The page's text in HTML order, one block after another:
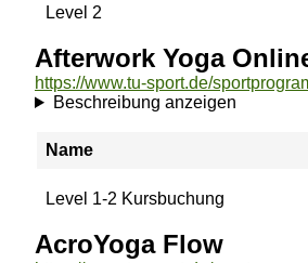
Level 2
Afterwork Yoga
Beschreibung anzeigen
Name
Level 1-2 Kursbuchung
AcroYoga Flow